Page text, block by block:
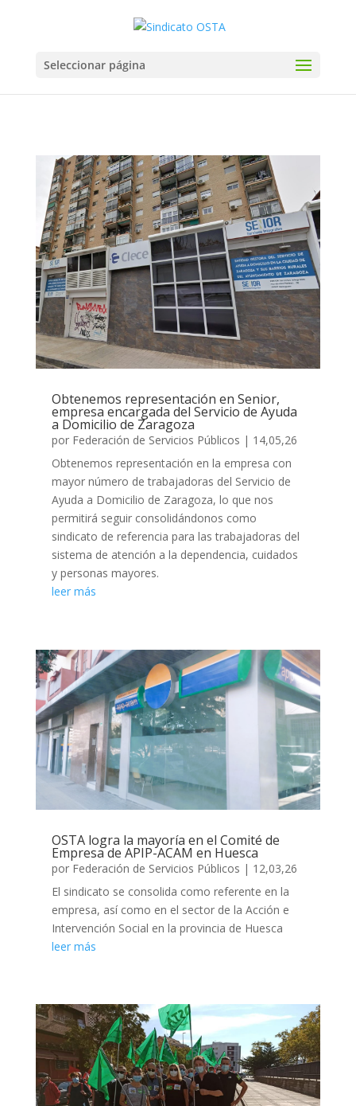
Seleccionar página
Obtenemos representación en Senior,
empresa encargada del Servicio de Ayuda
a Domicilio de Zaragoza
por Federación de Servicios Públicos | 14,05,26
Obtenemos representación en la empresa con
mayor número de trabajadoras del Servicio de
Ayuda a Domicilio de Zaragoza, lo que nos
permitirá seguir consolidándonos como
sindicato de referencia para las trabajadoras del
sistema de atención a la dependencia, cuidados
y personas mayores.
leer más
OSTA logra la mayoría en el Comité de
Empresa de APIP-ACAM en Huesca
por Federación de Servicios Públicos | 12,03,26
El sindicato se consolida como referente en la
empresa, así como en el sector de la Acción e
Intervención Social en la provincia de Huesca
leer más